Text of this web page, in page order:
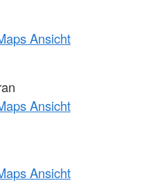
Ansicht
Ansicht
Ansicht